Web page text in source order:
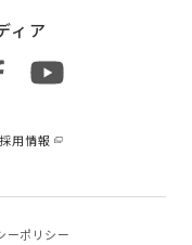
ィア
用情報
ーポリシー